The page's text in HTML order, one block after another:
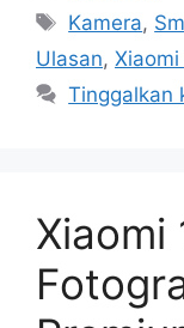
Tag
Kamera,
Ulasan, Xiaomi
Tinggalkan
Xiaomi